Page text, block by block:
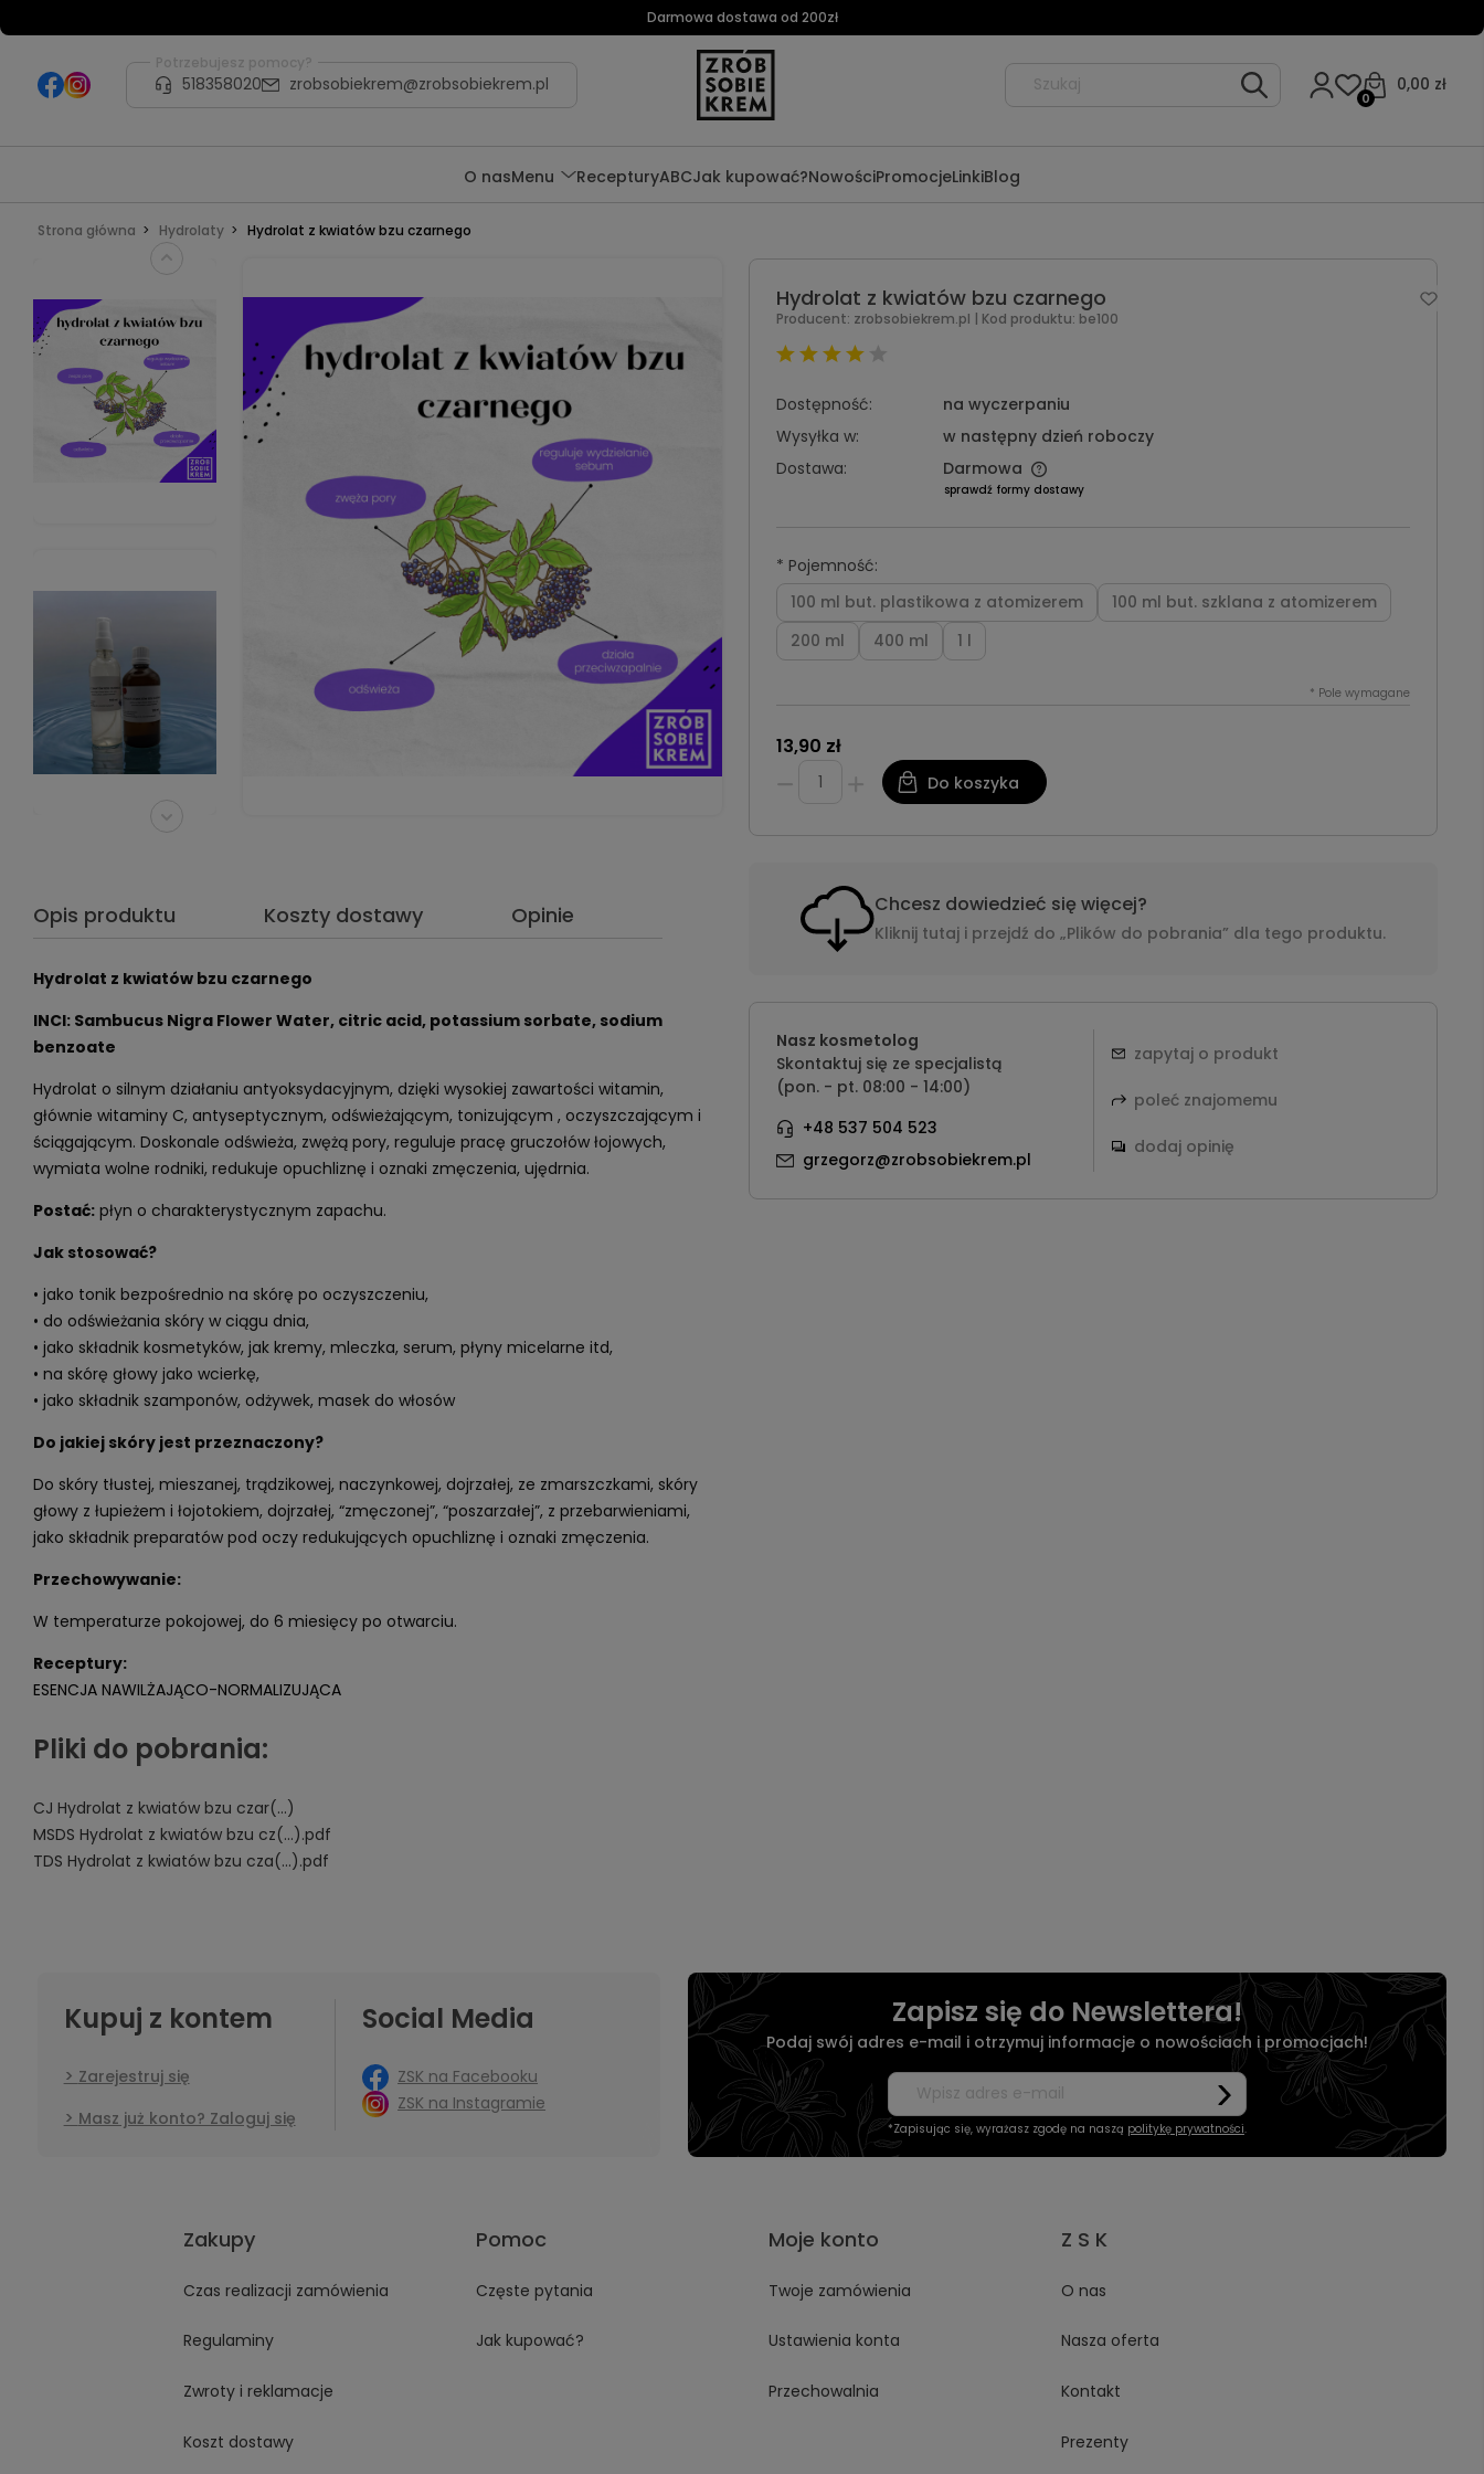
Darmowa dostawa od 200zł
Potrzebujesz pomocy?
518358020 zrobsobiekrem@zrobsobiekrem.pl 0,00 zł
0
O nasMenu RecepturyABCJak kupować?NowościPromocjeLinkiBlog
Strona główna Hydrolaty Hydrolat z kwiatów bzu czarnego
Opis produktu Koszty dostawy Opinie
Hydrolat z kwiatów bzu czarnego
INCI: Sambucus Nigra Flower Water, citric acid, potassium sorbate, sodium
benzoate
Hydrolat o silnym działaniu antyoksydacyjnym, dzięki wysokiej zawartości witamin,
głównie witaminy C, antyseptycznym, odświeżającym, tonizującym , oczyszczającym i
ściągającym. Doskonale odświeża, zwężą pory, reguluje pracę gruczołów łojowych,
wymiata wolne rodniki, redukuje opuchliznę i oznaki zmęczenia, ujędrnia.
Postać:płyn o charakterystycznym zapachu.
Jak stosować?
• jako tonik bezpośrednio na skórę po oczyszczeniu,
• do odświeżania skóry w ciągu dnia,
• jako składnik kosmetyków, jak kremy, mleczka, serum, płyny micelarne itd,
• na skórę głowy jako wcierkę,
• jako składnik szamponów, odżywek, masek do włosów
Do jakiej skóry jest przeznaczony?
Do skóry tłustej, mieszanej, trądzikowej, naczynkowej, dojrzałej, ze zmarszczkami, skóry
głowy z łupieżem i łojotokiem, dojrzałej, “zmęczonej”, “poszarzałej”, z przebarwieniami,
jako składnik preparatów pod oczy redukujących opuchliznę i oznaki zmęczenia.
Przechowywanie:
W temperaturze pokojowej, do 6 miesięcy po otwarciu.
Receptury:
ESENCJA NAWILŻAJĄCO-NORMALIZUJĄCA
Pliki do pobrania:
CJ Hydrolat z kwiatów bzu czar(...)
MSDS Hydrolat z kwiatów bzu cz(...).pdf
TDS Hydrolat z kwiatów bzu cza(...).pdf
Hydrolat z kwiatów bzu czarnego
Producent: zrobsobiekrem.pl | Kod produktu: be100
Dostępność:
na wyczerpaniu
Wysyłka w:
w następny dzień roboczy
Dostawa:
Darmowa
sprawdź formy dostawy
* Pojemność:
100 ml but. plastikowa z atomizerem
100 ml but. szklana z atomizerem
200 ml
400 ml 1 l
* Pole wymagane
13,90 zł
Do koszyka
Chcesz dowiedzieć się więcej?
Kliknij tutaj i przejdź do „Plików do pobrania” dla tego produktu.
Nasz kosmetolog
Skontaktuj się ze specjalistą
(pon. - pt. 08:00 - 14:00)
+48 537 504 523
grzegorz@zrobsobiekrem.pl
zapytaj o produkt
poleć znajomemu
dodaj opinię
Kupuj z kontem
Zarejestruj się
Masz już konto? Zaloguj się
Social Media
ZSK na Facebooku
ZSK na Instagramie
Zapisz się do Newslettera!
Podaj swój adres e-mail i otrzymuj informacje o nowościach i promocjach!
*Zapisując się, wyrażasz zgodę na naszą politykę prywatności.
Zakupy
Czas realizacji zamówienia
Regulaminy
Zwroty i reklamacje
Koszt dostawy
Pomoc
Częste pytania
Jak kupować?
Moje konto
Twoje zamówienia
Ustawienia konta
Przechowalnia
Z S K
O nas
Nasza oferta
Kontakt
Prezenty